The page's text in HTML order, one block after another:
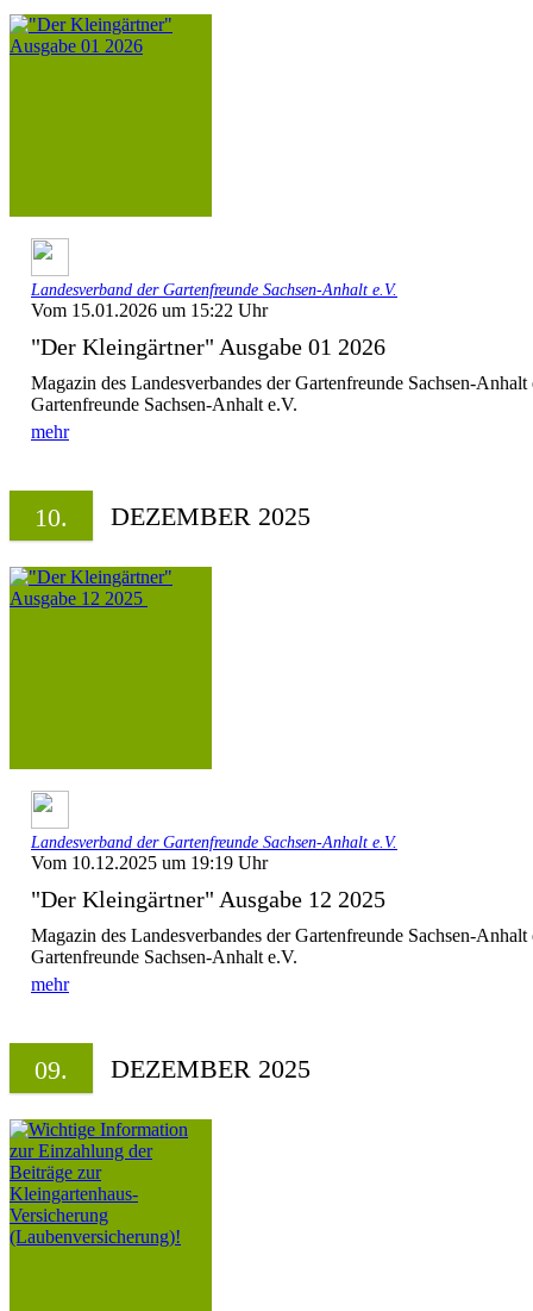
Landesverband der Gartenfreunde Sachsen-Anhalt e.V.
Vom 15.01.2026 um 15:22 Uhr
"Der Kleingärtner" Ausgabe 01 2026
Magazin des Landesverbandes der Gartenfreunde Sachsen-
Gartenfreunde Sachsen-Anhalt e.V.
mehr
10. DEZEMBER 2025
Landesverband der Gartenfreunde Sachsen-Anhalt e.V.
Vom 10.12.2025 um 19:19 Uhr
"Der Kleingärtner" Ausgabe 12 2025
Magazin des Landesverbandes der Gartenfreunde Sachsen-
Gartenfreunde Sachsen-Anhalt e.V.
mehr
09. DEZEMBER 2025